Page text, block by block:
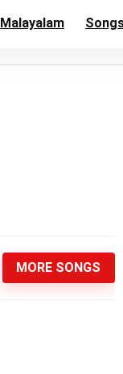
Malayalam
MORE SONGS